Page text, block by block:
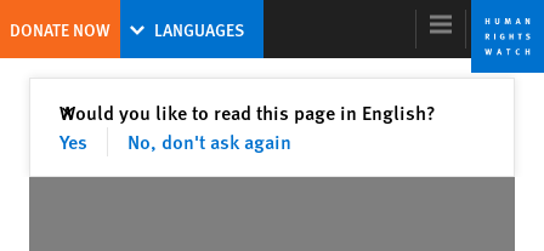
Skip
to
cookie
Skip
to
main
LANGUAGES
DONATE NOW
Would you like to read this page in English?
Yes
No, don't ask again
✕Close